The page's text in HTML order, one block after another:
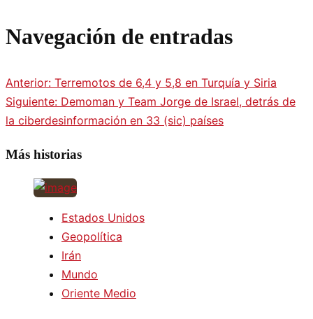
Navegación de entradas
Anterior: Terremotos de 6,4 y 5,8 en Turquía y Siria
Siguiente: Demoman y Team Jorge de Israel, detrás de
la ciberdesinformación en 33 (sic) países
Más historias
Estados Unidos
Geopolítica
Irán
Mundo
Oriente Medio